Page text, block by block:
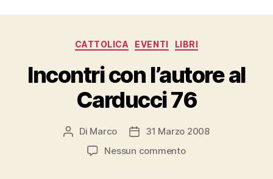
Categorie
CATTOLICA EVENTI LIBRI
Incontri con l’autore al
Carducci 76
Autore
articolo
Di Marco
Data31 Marzo 2008
Nessun commentosu